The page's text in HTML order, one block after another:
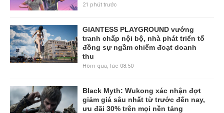
21 phút trước
GIANTESS PLAYGROUND vướng
tranh chấp nội bộ, nhà phát triển tố
đồng sự ngầm chiếm đoạt doanh
thu
Hôm qua, lúc 08:50
Black Myth: Wukong xác nhận đợt
giảm giá sâu nhất từ trước đến nay,
ưu đãi 30% trên mọi nền tảng